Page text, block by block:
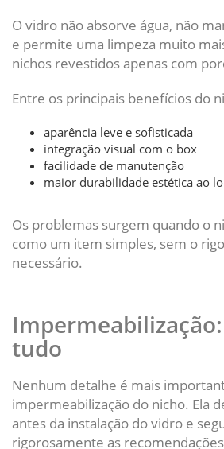
O vidro não absorve água, não
e permite uma limpeza muito
nichos revestidos apenas com
Entre os principais benefícios do
aparência leve e sofisticada
integração visual com o box
facilidade de manutenção
maior durabilidade estética ao
Os problemas surgem quando o
como um item simples, sem o
necessário.
tudo
Nenhum detalhe é mais
impermeabilização do nicho. Ela
antes da instalação do vidro e
rigorosamente as